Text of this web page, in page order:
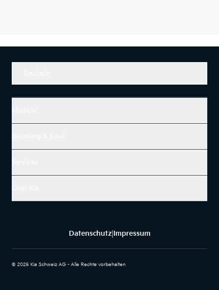
Datenschutz| Impressum
© 2026 Kia Schweiz AG - Alle Rechte vorbehalten